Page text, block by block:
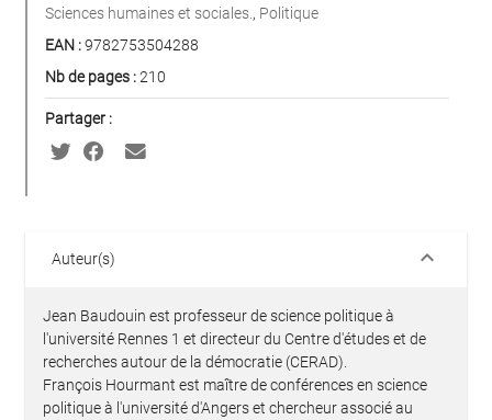
Sciences humaines et sociales. , Politique
EAN :9782753504288
Nb de pages :210
Partager :
Auteur(s) keyboard_arrow_down
Jean Baudouin est professeur de science politique à
l'université Rennes 1 et directeur du Centre d'études et de
recherches autour de la démocratie (CERAD).
François Hourmant est maître de conférences en science
politique à l'université d'Angers et chercheur associé au